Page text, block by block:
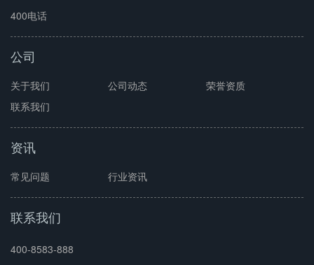
400电话
公司
关于我们 公司动态
荣誉资质
联系我们
资讯
常见问题 行业资讯
联系我们
400-8583-888